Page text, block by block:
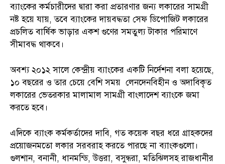
ব্যাংকের কর্মচারীদের দ্বারা করা প্রতারণার জন্য লকারের সামগ্রী
নষ্ট হয়ে যায়, তবে ব্যাংকের দায়বদ্ধতা সেফ ডিপোজিট লকারের
প্রচলিত বার্ষিক ভাড়ার একশ গুণের সমতুল্য টাকার পরিমাণে
সীমাবদ্ধ থাকবে।
অবশ্য ২০১২ সালে কেন্দ্রীয় ব্যাংকের একটি নির্দেশনা বলা হয়েছে,
১০ বছরের ও তার চেয়ে বেশি সময় লেনদেনবিহীন ও অদাবিকৃত
লকারের ভেতরকার মালামাল সামগ্রী বাংলাদেশ ব্যাংকে জমা
করতে হবে।
এদিকে ব্যাংক কর্মকর্তাদের দাবি, গত কয়েক বছর ধরে গ্রাহকদের
প্রয়োজনমতো লকার সরবরাহ করতে পারছে না ব্যাংকগুলো।
গুলশান, বনানী, ধানমন্ডি, উত্তরা, বসুন্ধরা, মতিঝিলসহ রাজধানীর